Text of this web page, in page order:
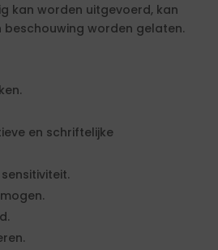
kan worden uitgevoerd, kan
beschouwing worden gelaten.
en schriftelijke